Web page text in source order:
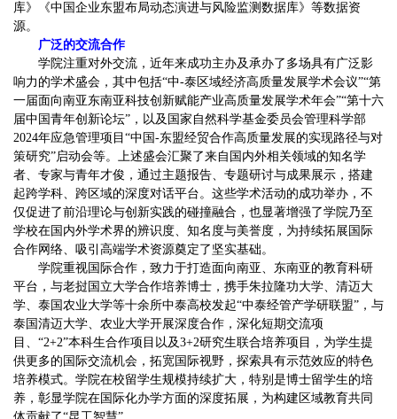
库》《中国企业东盟布局动态演进与风险监测数据库》等数据资
源。
广泛的交流合作
学院注重对外交流，近年来成功主办及承办了多场具有广泛影
响力的学术盛会，其中包括“中-泰区域经济高质量发展学术会议”“第
一届面向南亚东南亚科技创新赋能产业高质量发展学术年会”“第十六
届中国青年创新论坛”，以及国家自然科学基金委员会管理科学部
2024年应急管理项目“中国-东盟经贸合作高质量发展的实现路径与对
策研究”启动会等。上述盛会汇聚了来自国内外相关领域的知名学
者、专家与青年才俊，通过主题报告、专题研讨与成果展示，搭建
起跨学科、跨区域的深度对话平台。这些学术活动的成功举办，不
仅促进了前沿理论与创新实践的碰撞融合，也显著增强了学院乃至
学校在国内外学术界的辨识度、知名度与美誉度，为持续拓展国际
合作网络、吸引高端学术资源奠定了坚实基础。
学院重视国际合作，致力于打造面向南亚、东南亚的教育科研
平台，与老挝国立大学合作培养博士，携手朱拉隆功大学、清迈大
学、泰国农业大学等十余所中泰高校发起“中泰经管产学研联盟”，与
泰国清迈大学、农业大学开展深度合作，深化短期交流项
目、“2+2”本科生合作项目以及3+2研究生联合培养项目，为学生提
供更多的国际交流机会，拓宽国际视野，探索具有示范效应的特色
培养模式。学院在校留学生规模持续扩大，特别是博士留学生的培
养，彰显学院在国际化办学方面的深度拓展，为构建区域教育共同